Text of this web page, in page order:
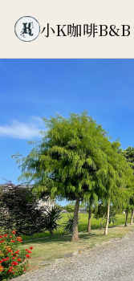
小K咖啡B&B